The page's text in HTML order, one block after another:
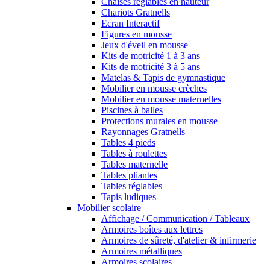
Chariots Gratnells
Ecran Interactif
Figures en mousse
Jeux d'éveil en mousse
Kits de motricité 1 à 3 ans
Kits de motricité 3 à 5 ans
Matelas & Tapis de gymnastique
Mobilier en mousse crèches
Mobilier en mousse maternelles
Piscines à balles
Protections murales en mousse
Rayonnages Gratnells
Tables 4 pieds
Tables à roulettes
Tables maternelle
Tables pliantes
Tables réglables
Tapis ludiques
Mobilier scolaire
Affichage / Communication / Tableaux
Armoires boîtes aux lettres
Armoires de sûreté, d'atelier & infirmerie
Armoires métalliques
Armoires scolaires